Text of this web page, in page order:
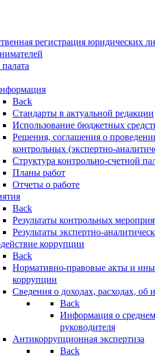
регистрация юридических
Back
Стандарты в актуальной редакции
Использование бюджетных
Решения, соглашения о
контрольных (экспертно-
Структура контрольно-счетной
Планы работ
Отчеты о работе
Back
Результаты контрольных
Результаты экспертно-
коррупции
Back
Нормативно-правовые акты и
коррупции
Сведения о доходах, расходах, об
Back
Информация о
руководителя
Антикоррупционная экспертиза
Back